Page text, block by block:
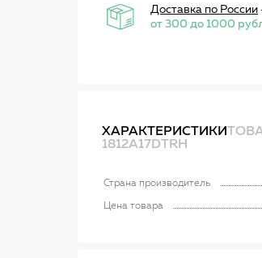
Доставка по России
от 300 до 1000
ХАРАКТЕРИСТИКИ
1812A17DTRH
Страна производитель
Цена товара